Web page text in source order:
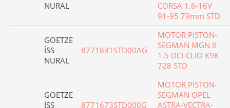
NURAL
CORSA 1.6-16V
91-95 79mm STD
GOETZE
İSS
NURAL
8771831STD00AG
MOTOR PISTON-
SEGMAN MGN II
1.5 DCI-CLIO K9K
728 STD
GOETZE
İSS
8771673STD000G
MOTOR PISTON-
SEGMAN OPEL
ASTRA-VECTRA-